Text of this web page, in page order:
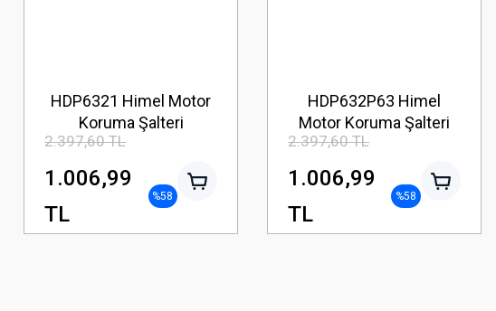
HDP6321 Himel Motor
Koruma Şalteri
2.397,60 TL
1.006,99
TL
%58
HDP632P63 Himel
Motor Koruma Şalteri
2.397,60 TL
1.006,99
TL
%58